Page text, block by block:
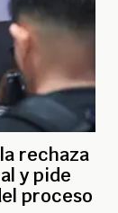
rechaza
y pide
proceso